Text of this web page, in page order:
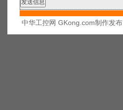
中华工控网 GKong.com制作发布